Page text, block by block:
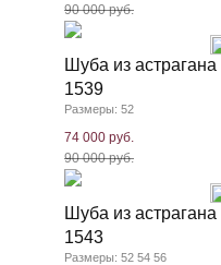
90 000 руб.
Шуба из астрагана
1539
Размеры: 52
74 000 руб.
90 000 руб.
Шуба из астрагана
1543
Размеры: 52 54 56